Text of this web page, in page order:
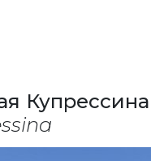
Купрессина